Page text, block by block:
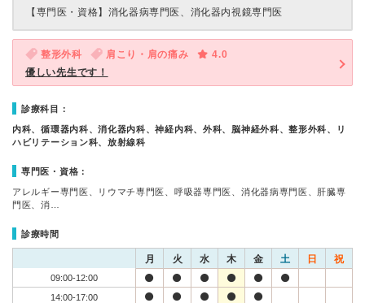
【専門医・資格】 消化器病専門医、消化器内視鏡専門医
整形外科 肩こり・肩の痛み
4.0
優しい先生です！
診療科目：
内科、循環器内科、消化器内科、神経内科、外科、脳神経外科、整形外科、リ
ハビリテーション科、放射線科
専門医・資格：
アレルギー専門医、リウマチ専門医、呼吸器専門医、消化器病専門医、肝臓専
門医、消…
診療時間
月 火 水 木 金 土 日 祝
09:00-12:00
14:00-17:00